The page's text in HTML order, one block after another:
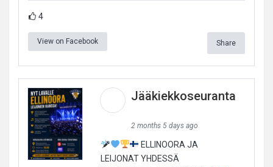
4
View on Facebook Share
Jääkiekkoseuranta
2 months 5 days ago
ELLINOORA JA
LEIJONAT YHDESSÄ